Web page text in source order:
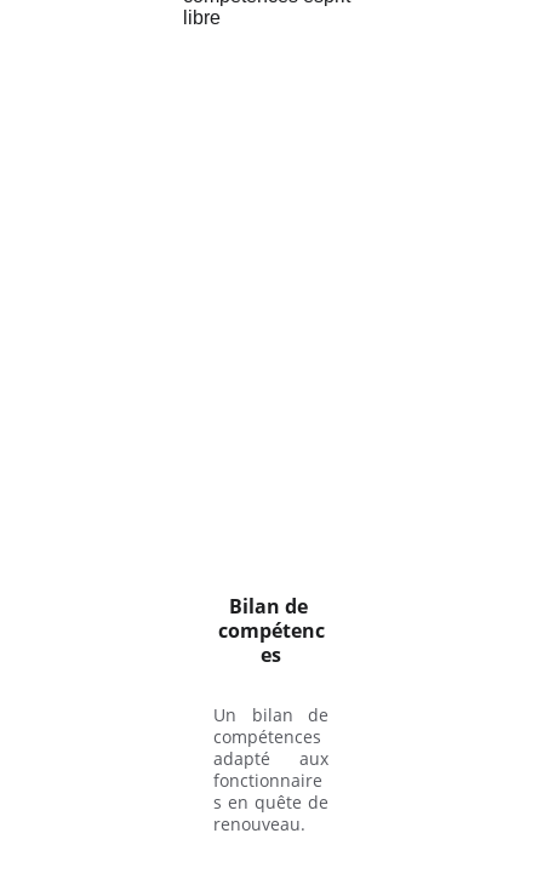
Bilan de
compétenc
es
Un bilan de
compétences
adapté aux
fonctionnaire
s en quête de
renouveau.